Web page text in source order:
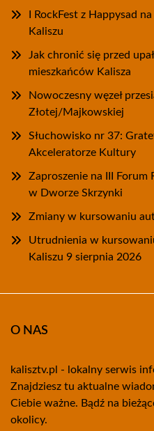
I RockFest z Happysad
Kaliszu
Jak chronić się przed
mieszkańców Kalisza
Nowoczesny węzeł
Złotej/Majkowskiej
Słuchowisko nr 37:
Akceleratorze Kultury
Zaproszenie na III
w Dworze Skrzynki
Zmiany w kursowaniu
Utrudnienia w
Kaliszu 9 sierpnia 2026
O NAS
kalisztv.pl - lokalny serwis
Znajdziesz tu aktualne
Ciebie ważne. Bądź na
okolicy.